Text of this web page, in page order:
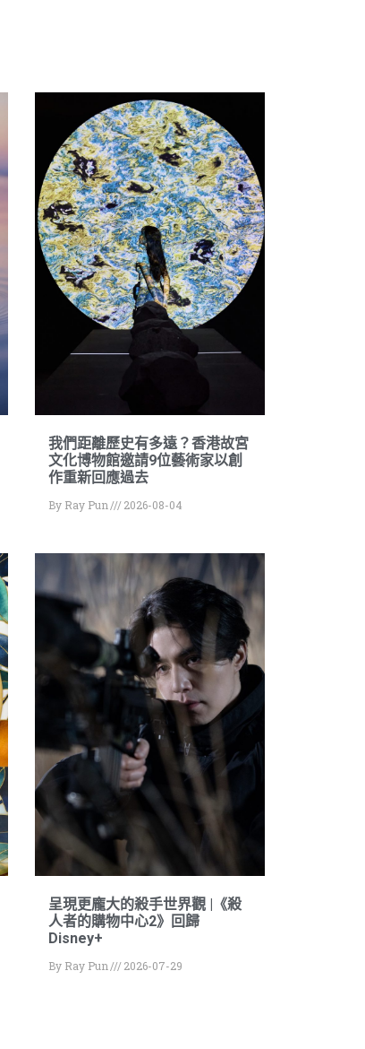
我們距離歷史有多遠？香港故宮
文化博物館邀請9位藝術家以創
作重新回應過去
By Ray Pun 2026-08-04
呈現更龐大的殺手世界觀 |《殺
人者的購物中心2》回歸
Disney+
By Ray Pun 2026-07-29